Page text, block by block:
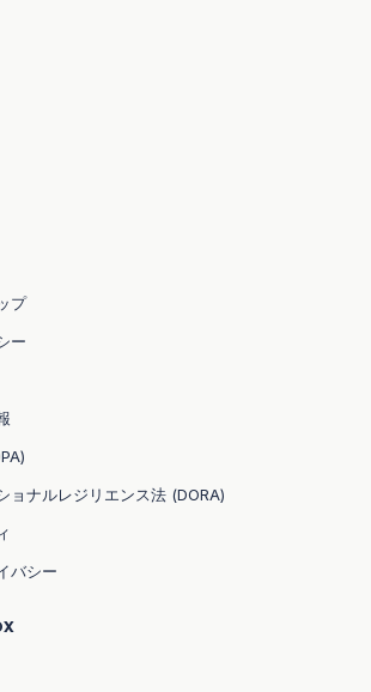
プ
ー
ョナルレジリエンス法 (DORA)
バシー